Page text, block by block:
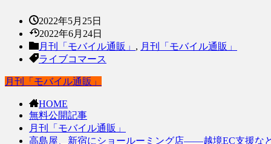
2022年5月25日
2022年6月24日
月刊「モバイル通販」 , 月刊「モバイル通販」
ライブコマース
月刊「モバイル通販」
HOME
無料公開記事
月刊「モバイル通販」
高島屋、新宿にショールーミング店――越境EC支援な